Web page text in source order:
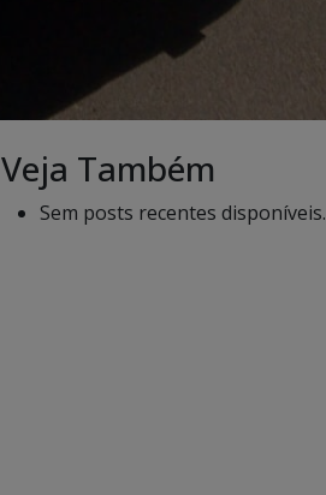
Veja Também
Sem posts recentes disponíveis.